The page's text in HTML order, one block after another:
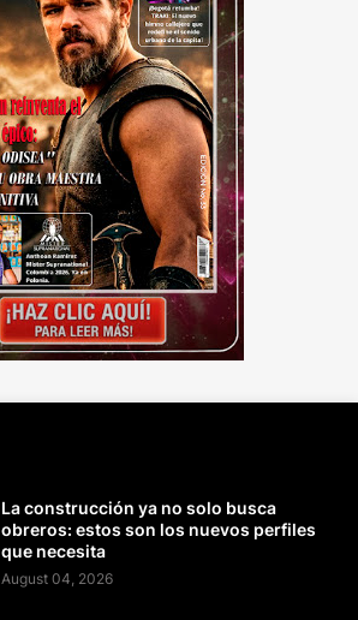
La construcción ya no solo busca
obreros: estos son los nuevos perfiles
que necesita
August 04, 2026